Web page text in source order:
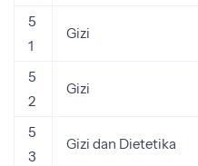
5
1
Gizi
5
2
Gizi
5
3
Gizi dan Dietetika